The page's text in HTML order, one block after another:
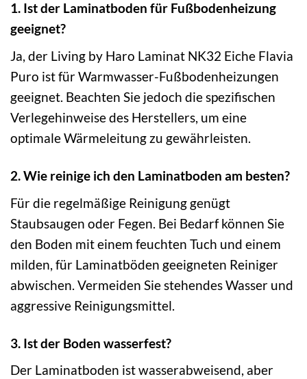
1. Ist der Laminatboden für Fußbodenheizung
geeignet?
Ja, der Living by Haro Laminat NK32 Eiche Flavia
Puro ist für Warmwasser-Fußbodenheizungen
geeignet. Beachten Sie jedoch die spezifischen
Verlegehinweise des Herstellers, um eine
optimale Wärmeleitung zu gewährleisten.
2. Wie reinige ich den Laminatboden am besten?
Für die regelmäßige Reinigung genügt
Staubsaugen oder Fegen. Bei Bedarf können Sie
den Boden mit einem feuchten Tuch und einem
milden, für Laminatböden geeigneten Reiniger
abwischen. Vermeiden Sie stehendes Wasser und
aggressive Reinigungsmittel.
3. Ist der Boden wasserfest?
Der Laminatboden ist wasserabweisend, aber